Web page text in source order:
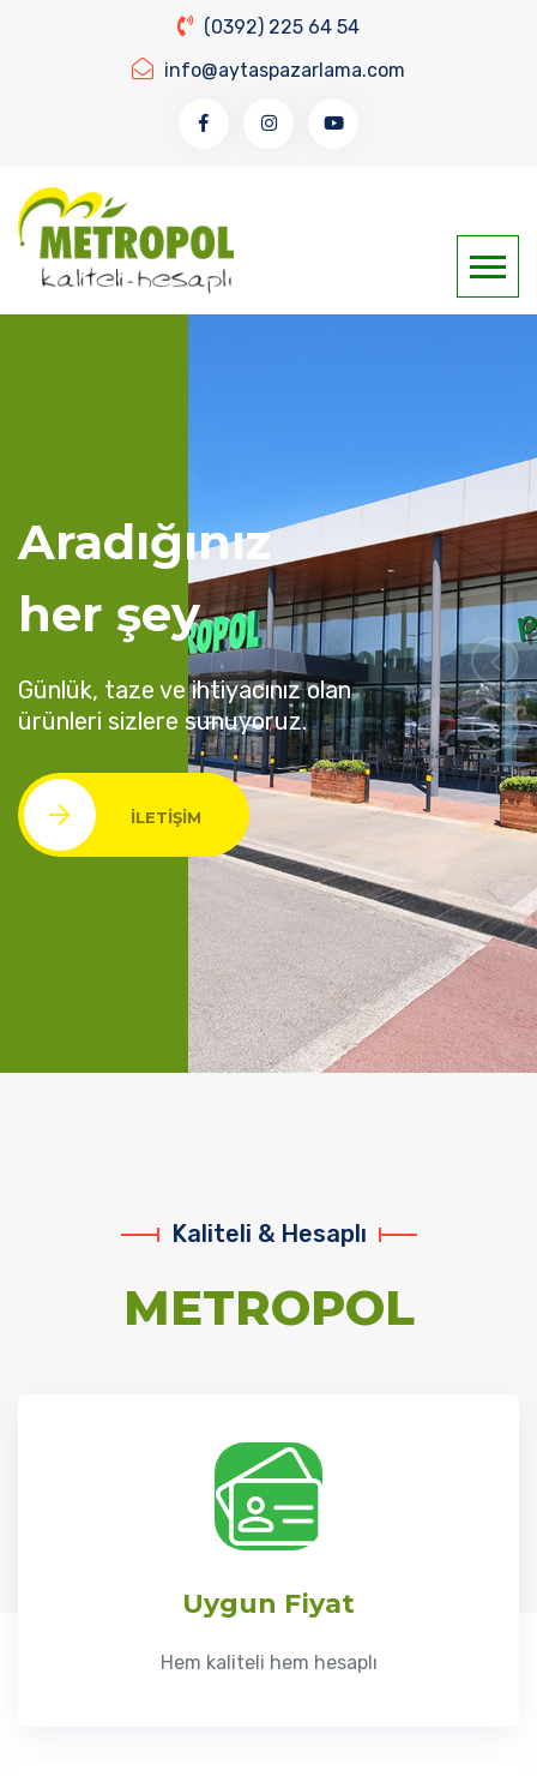
(0392) 225 64 54
info@aytaspazarlama.com
Aradığınız
her şey
Günlük, taze ve ihtiyacınız olan
ürünleri sizlere sunuyoruz.
İLETIŞIM
Kaliteli & Hesaplı
METROPOL
Uygun Fiyat
Hem kaliteli hem hesaplı